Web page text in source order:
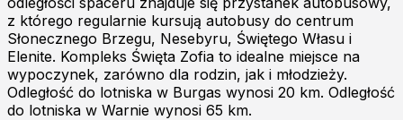
z którego regularnie kursują autobusy do centrum
Słonecznego Brzegu, Nesebyru, Świętego Własu i
Elenite. Kompleks Święta Zofia to idealne miejsce na
wypoczynek, zarówno dla rodzin, jak i młodzieży.
Odległość do lotniska w Burgas wynosi 20 km. Odległość
do lotniska w Warnie wynosi 65 km.